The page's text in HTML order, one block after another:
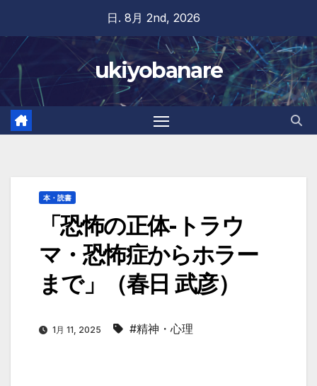
content
日. 8月 2nd, 2026
ukiyobanare
本・読書
「恐怖の正体-トラウ
マ・恐怖症からホラー
まで」（春日 武彦）
1月 11, 2025 #精神・心理